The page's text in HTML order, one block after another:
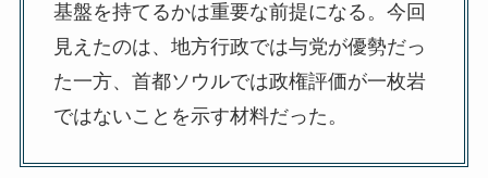
基盤を持てるかは重要な前提になる。今回
見えたのは、地方行政では与党が優勢だっ
た一方、首都ソウルでは政権評価が一枚岩
ではないことを示す材料だった。